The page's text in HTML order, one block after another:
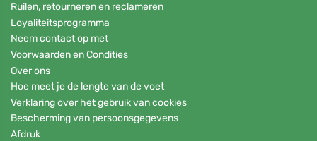
Ruilen, retourneren en reclameren
Loyaliteitsprogramma
Neem contact op met
Voorwaarden en Condities
Over ons
Hoe meet je de lengte van de voet
Verklaring over het gebruik van cookies
Bescherming van persoonsgegevens
Afdruk